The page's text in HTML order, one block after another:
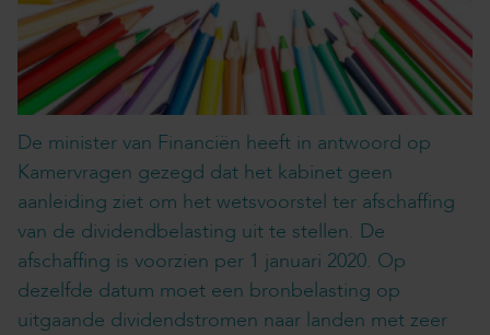
De minister van Financiën heeft in antwoord op
Kamervragen gezegd dat het kabinet geen
aanleiding ziet om het wetsvoorstel ter afschaffing
van de dividendbelasting uit te stellen. De
afschaffing is voorzien per 1 januari 2020. Op
dezelfde datum moet een bronbelasting op
uitgaande dividendstromen naar landen met zeer